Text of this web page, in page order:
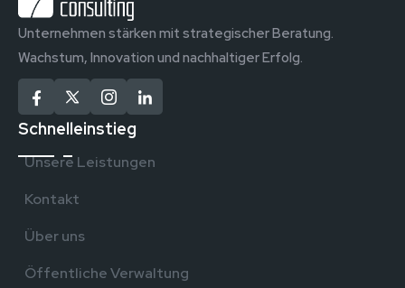
Unternehmen stärken mit strategischer Beratung.
Wachstum, Innovation und nachhaltiger Erfolg.
Schnelleinstieg
Unsere Leistungen
Kontakt
Über uns
Öffentliche Verwaltung